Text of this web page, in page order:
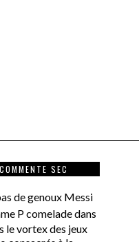
SEC
de genoux Messi
P comeladedans
le vortex des jeux